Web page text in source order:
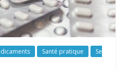
Santé pratique
Se